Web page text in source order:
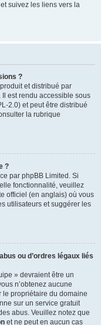
suivez les liens vers la
?
et distribué par
est rendu accessible sous
2.0) et peut être distribué
la rubrique
?
par phpBB Limited. Si
fonctionnalité, veuillez
officiel (en anglais) où vous
utilisateurs et suggérer les
ou d’ordres légaux liés
» devraient être un
n’obtenez aucune
le propriétaire du domaine
sur un service gratuit
abus. Veuillez notez que
et ne peut en aucun cas